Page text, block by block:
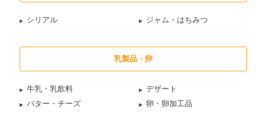
シリアル ジャム・はちみつ
乳製品・卵
牛乳・乳飲料
デザート
バター・チーズ
卵・卵加工品